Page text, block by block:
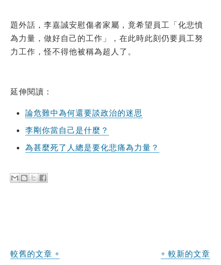
題外話，李嘉誠安慰傷者家屬，竟希望員工「化悲憤
為力量，做好自己的工作」，在此時此刻仍要員工努
力工作，怪不得他被稱為超人了。
延伸閱讀：
論危難中為何還要談政治的迷思
李剛你當自己是什麼？
為甚麼死了人總是要化悲痛為力量？
較舊的文章 較新的文章